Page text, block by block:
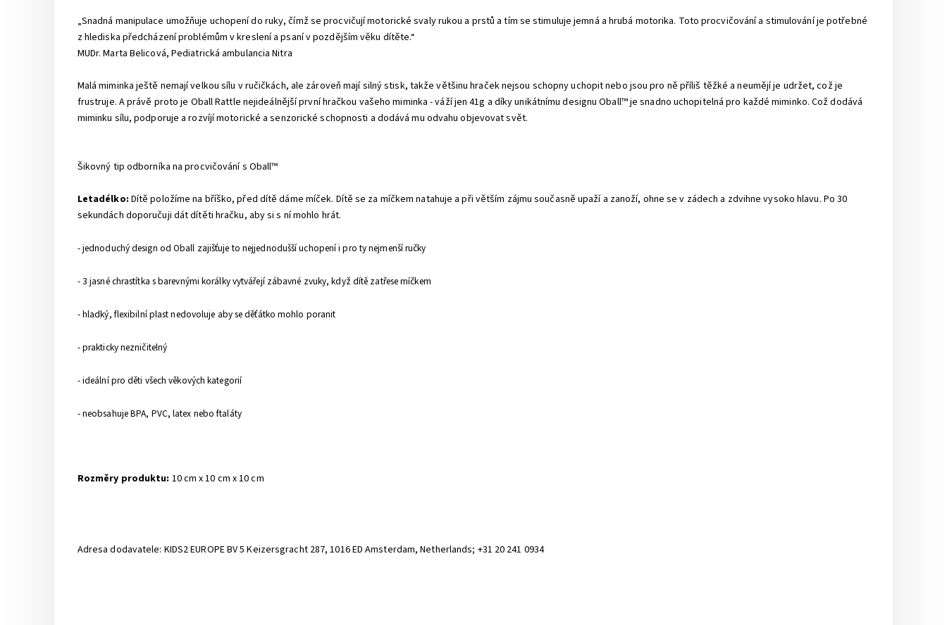
„Snadná manipulace umožňuje uchopení do ruky, čímž se procvičují motorické svaly rukou a prstů a tím se stimuluje jemná a hrubá motorika. Toto procvičování a stimulování je potřebné
z hlediska předcházení problémům v kreslení a psaní v pozdějším věku dítěte.“
MUDr. Marta Belicová, Pediatrická ambulancia Nitra
Malá miminka ještě nemají velkou sílu v ručičkách, ale zároveň mají silný stisk, takže většinu hraček nejsou schopny uchopit nebo jsou pro ně příliš těžké a neumějí je udržet, což je
frustruje. A právě proto je Oball Rattle nejideálnější první hračkou vašeho miminka - váží jen 41g a díky unikátnímu designu Oball™ je snadno uchopitelná pro každé miminko. Což dodává
miminku sílu, podporuje a rozvíjí motorické a senzorické schopnosti a dodává mu odvahu objevovat svět.
Šikovný tip odborníka na procvičování s Oball™
Letadélko: Dítě položíme na bříško, před dítě dáme míček. Dítě se za míčkem natahuje a při větším zájmu současně upaží a zanoží, ohne se v zádech a zdvihne vysoko hlavu. Po 30
sekundách doporučuji dát dítěti hračku, aby si s ní mohlo hrát.
- jednoduchý design od Oball zajišťuje to nejjednodušší uchopení i pro ty nejmenší ručky
- 3 jasné chrastítka s barevnými korálky vytvářejí zábavné zvuky, když dítě zatřese míčkem
- hladký, flexibilní plast nedovoluje aby se děťátko mohlo poranit
- prakticky nezničitelný
- ideální pro děti všech věkových kategorií
- neobsahuje BPA, PVC, latex nebo ftaláty
Rozměry produktu: 10 cm x 10 cm x 10 cm
Adresa dodavatele: KIDS2 EUROPE BV 5 Keizersgracht 287, 1016 ED Amsterdam, Netherlands; +31 20 241 0934